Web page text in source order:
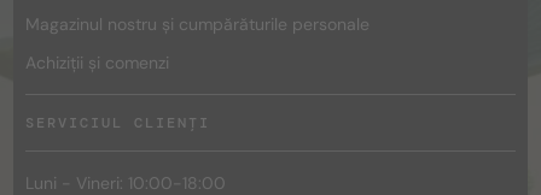
Magazinul nostru și cumpărăturile personale
Achiziții și comenzi
SERVICIUL CLIENȚI
Luni - Vineri: 10:00-18:00